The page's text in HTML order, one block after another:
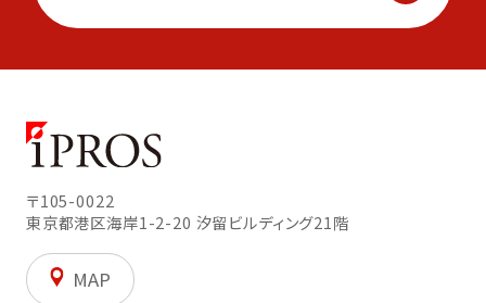
〒105-0022
東京都港区海岸1-2-20 汐留ビルディング21階
MAP